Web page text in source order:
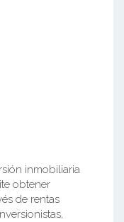
inmobiliaria
obtener
de rentas